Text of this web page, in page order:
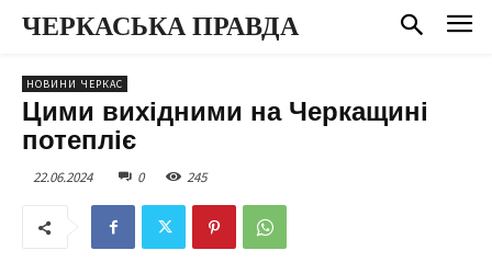
ЧЕРКАСЬКА ПРАВДА
НОВИНИ ЧЕРКАС
Цими вихідними на Черкащині
потепліє
22.06.2024 0 245